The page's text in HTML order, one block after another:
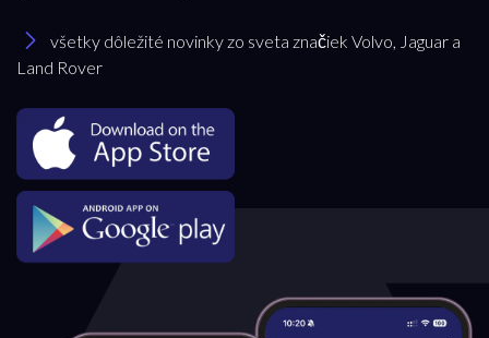
všetky dôležité novinky zo sveta značiek Volvo, Jaguar a
Land Rover